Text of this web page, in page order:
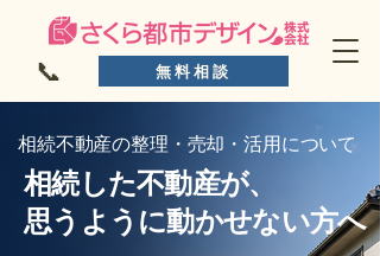
📞 無料相談
相続不動産の整理・売却・活用について
相続した不動産が、
思うように動かせない方へ